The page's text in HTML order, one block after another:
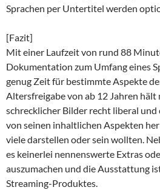
Sprachen per Untertitel werden
[Fazit]
Mit einer Laufzeit von rund 88
Dokumentation zum Umfang eines
genug Zeit für bestimmte Aspekte
Altersfreigabe von ab 12 Jahren hält
schrecklicher Bilder recht liberal und
von seinen inhaltlichen Aspekten her
viele darstellen oder sein wollten.
es keinerlei nennenswerte Extras
auszumachen und die Ausstattung
Streaming-Produktes.